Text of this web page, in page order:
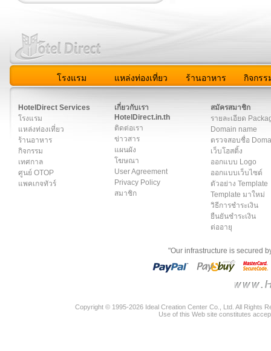
โรงแรม แหล่งท่องเที่ยว ร้านอาหาร กิจกรร
HotelDirect Services
โรงแรม
แหล่งท่องเที่ยว
ร้านอาหาร
กิจกรรม
เทศกาล
ศูนย์ OTOP
แพคเกจทัวร์
เกี่ยวกับเรา
HotelDirect.in.th
ติดต่อเรา
ข่าวสาร
แผนผัง
โฆษณา
User Agreement
Privacy Policy
สมาชิก
สมัครสมาชิก
รายละเอียด
Domain name
ตรวจสอบชื่อ
เว็บโฮสติ้ง
ออกแบบ Logo
ออกแบบเว็บไซต์
ตัวอย่าง Template
Template มาใหม่
วิธีการชำระเงิน
ยืนยันชำระเงิน
ต่ออายุ
"Our infrastructure is secured
Copyright © 1995-2026 Ideal Creation Center Co., Ltd. All Rights
Use of this Web site constitutes